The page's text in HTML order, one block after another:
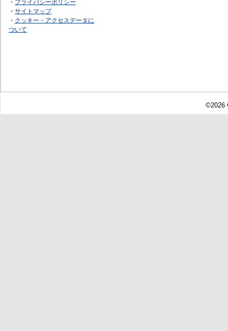
・ プライバシーポリシー
・ サイトマップ
・ クッキー・アクセスデータに
ついて
©2026